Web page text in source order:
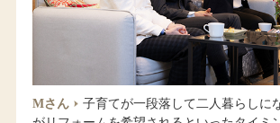
Mさん
子育てが一段落して二人暮らしに